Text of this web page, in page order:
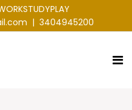
| 3404945200